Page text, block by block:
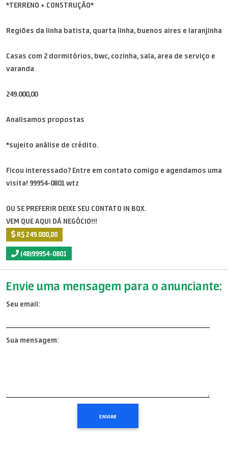
*TERRENO + CONSTRUÇÃO*
Regiões da linha batista, quarta linha, buenos aires e laranjinha
Casas com 2 dormitórios, bwc, cozinha, sala, area de serviço e
varanda
249.000,00
Analisamos propostas
*sujeito análise de crédito.
Ficou interessado? Entre em contato comigo e agendamos uma
visita! 99954-0801 wtz
OU SE PREFERIR DEIXE SEU CONTATO IN BOX.
VEM QUE AQUI DÁ NEGÓCIO!!!
R$ 249.000,00
(48)99954-0801
Envie uma mensagem para o anunciante:
Seu email:
Sua mensagem: